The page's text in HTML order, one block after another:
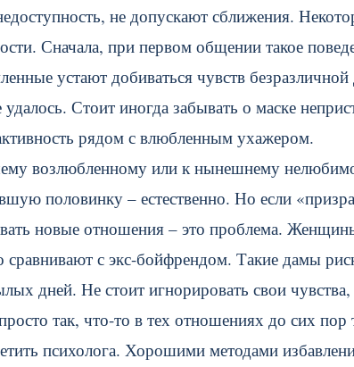
не допускают сближения.
Сначала, при первом общении такое
устают добиваться чувств
удалось. Стоит иногда забывать о маске
рядом с влюбленным ухажером.
возлюбленному или к нынешнему
половинку – естественно. Но если
новые отношения – это проблема.
сравнивают с экс-бойфрендом. Такие дамы
дней. Не стоит игнорировать свои
так, что-то в тех отношениях до сих
психолога. Хорошими методами